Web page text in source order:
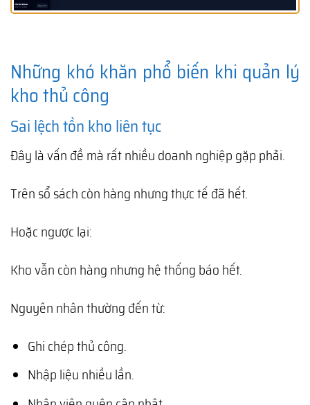
Những khó khăn phổ biến khi quản lý
kho thủ công
Sai lệch tồn kho liên tục
Đây là vấn đề mà rất nhiều doanh nghiệp gặp phải.
Trên sổ sách còn hàng nhưng thực tế đã hết.
Hoặc ngược lại:
Kho vẫn còn hàng nhưng hệ thống báo hết.
Nguyên nhân thường đến từ:
Ghi chép thủ công.
Nhập liệu nhiều lần.